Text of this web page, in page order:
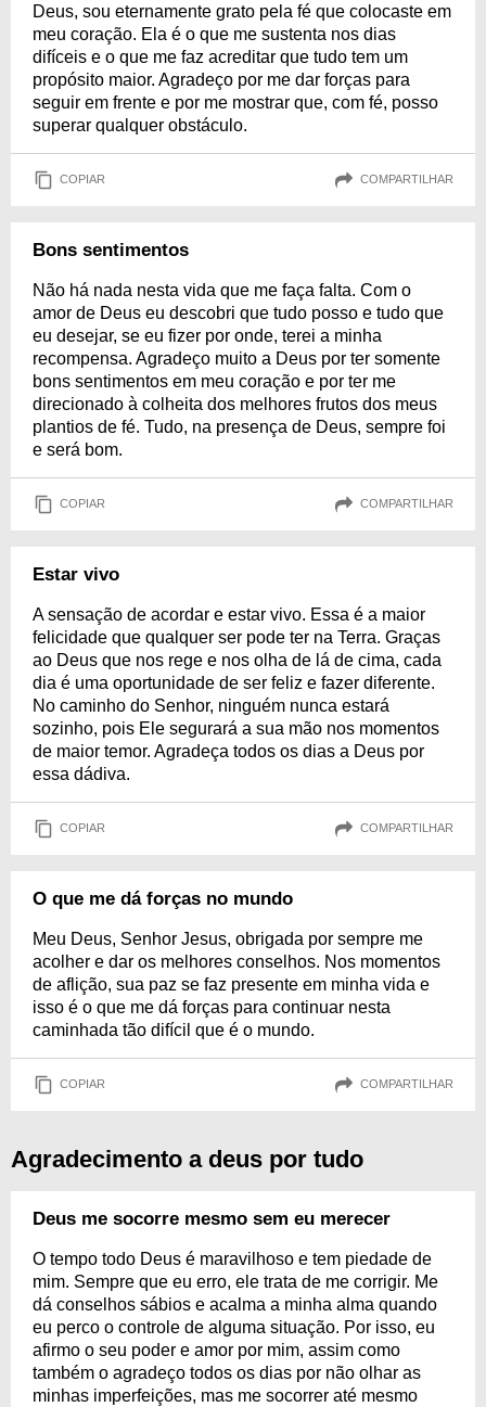
Deus, sou eternamente grato pela fé que colocaste em
meu coração. Ela é o que me sustenta nos dias
difíceis e o que me faz acreditar que tudo tem um
propósito maior. Agradeço por me dar forças para
seguir em frente e por me mostrar que, com fé, posso
superar qualquer obstáculo.
COPIAR COMPARTILHAR
Bons sentimentos
Não há nada nesta vida que me faça falta. Com o
amor de Deus eu descobri que tudo posso e tudo que
eu desejar, se eu fizer por onde, terei a minha
recompensa. Agradeço muito a Deus por ter somente
bons sentimentos em meu coração e por ter me
direcionado à colheita dos melhores frutos dos meus
plantios de fé. Tudo, na presença de Deus, sempre foi
e será bom.
COPIAR COMPARTILHAR
Estar vivo
A sensação de acordar e estar vivo. Essa é a maior
felicidade que qualquer ser pode ter na Terra. Graças
ao Deus que nos rege e nos olha de lá de cima, cada
dia é uma oportunidade de ser feliz e fazer diferente.
No caminho do Senhor, ninguém nunca estará
sozinho, pois Ele segurará a sua mão nos momentos
de maior temor. Agradeça todos os dias a Deus por
essa dádiva.
COPIAR COMPARTILHAR
O que me dá forças no mundo
Meu Deus, Senhor Jesus, obrigada por sempre me
acolher e dar os melhores conselhos. Nos momentos
de aflição, sua paz se faz presente em minha vida e
isso é o que me dá forças para continuar nesta
caminhada tão difícil que é o mundo.
COPIAR COMPARTILHAR
Agradecimento a deus por tudo
Deus me socorre mesmo sem eu merecer
O tempo todo Deus é maravilhoso e tem piedade de
mim. Sempre que eu erro, ele trata de me corrigir. Me
dá conselhos sábios e acalma a minha alma quando
eu perco o controle de alguma situação. Por isso, eu
afirmo o seu poder e amor por mim, assim como
também o agradeço todos os dias por não olhar as
minhas imperfeições, mas me socorrer até mesmo